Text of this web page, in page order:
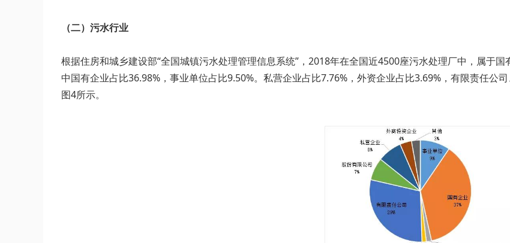
（二）污水行业
根据住房和城乡建设部“全国城镇污水处理管理信息系统”，2018年在全国近4500座污水处理厂中，属于
中国有企业占比36.98%，事业单位占比9.50%。私营企业占比7.76%，外资企业占比3.69%，有限责任公
图4所示。